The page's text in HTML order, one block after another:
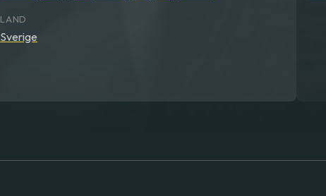
LAND
Sverige